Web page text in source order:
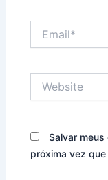
Salvar
próxima vez